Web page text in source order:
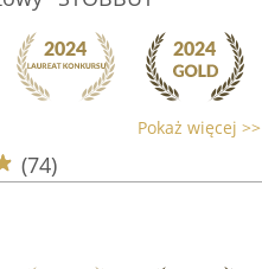
Pokaż więcej >>
(74)